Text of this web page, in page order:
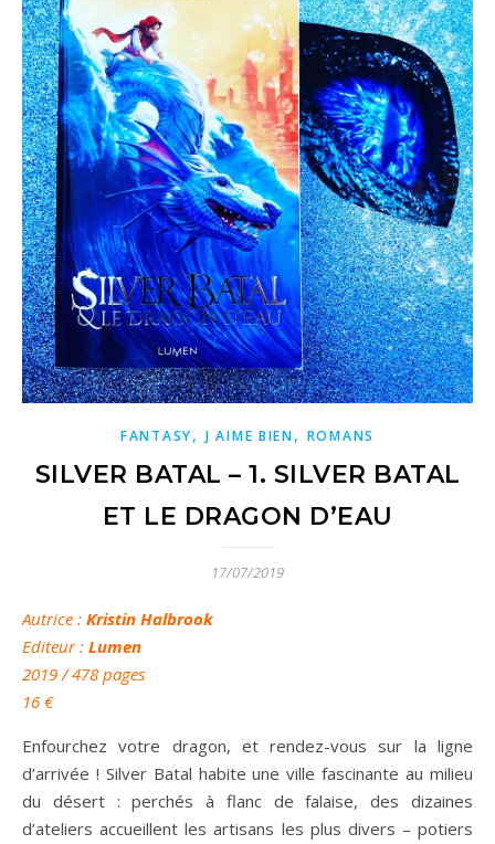
FANTASY, J AIME BIEN, ROMANS
SILVER BATAL – 1. SILVER BATAL
ET LE DRAGON D’EAU
17/07/2019
Autrice : Kristin Halbrook
Editeur : Lumen
2019/ 478 pages
16 €
Enfourchez votre dragon, et rendez-vous sur la ligne
d’arrivée ! Silver Batal habite une ville fascinante au milieu
du désert : perchés à flanc de falaise, des dizaines
d’ateliers accueillent les artisans les plus divers – potiers